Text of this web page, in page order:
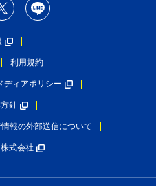
利用規約
ディアポリシー
針
報の外部送信について
式会社